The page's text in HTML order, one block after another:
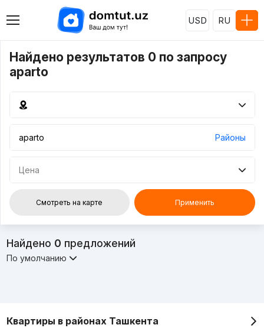
USD RU
Найдено результатов 0 по запросу
aparto
Районы
Цена
Смотреть на карте Применить
Найдено 0 предложений
По умолчанию
Квартиры в районах Ташкента